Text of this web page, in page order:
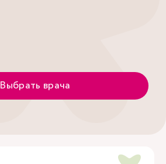
Выбрать врача